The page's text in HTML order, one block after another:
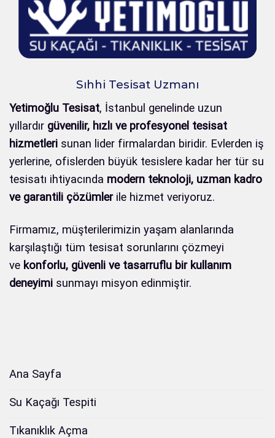
Sıhhi Tesisat Uzmanı
Yetimoğlu Tesisat, İstanbul genelinde uzun
yıllardır güvenilir, hızlı ve profesyonel tesisat
hizmetleri sunan lider firmalardan biridir. Evlerden iş
yerlerine, ofislerden büyük tesislere kadar her tür su
tesisatı ihtiyacında modern teknoloji, uzman kadro
ve garantili çözümlerile hizmet veriyoruz.
Firmamız, müşterilerimizin yaşam alanlarında
karşılaştığı tüm tesisat sorunlarını çözmeyi
ve konforlu, güvenli ve tasarruflu bir kullanım
deneyimi sunmayı misyon edinmiştir.
Ana Sayfa
Su Kaçağı Tespiti
Tıkanıklık Açma